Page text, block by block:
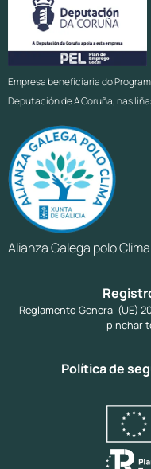
Empresa beneficiaria do
Deputación de A Coruña, nas
Alianza Galega polo Clima
Reglamento General (UE)
pinchar
Política de